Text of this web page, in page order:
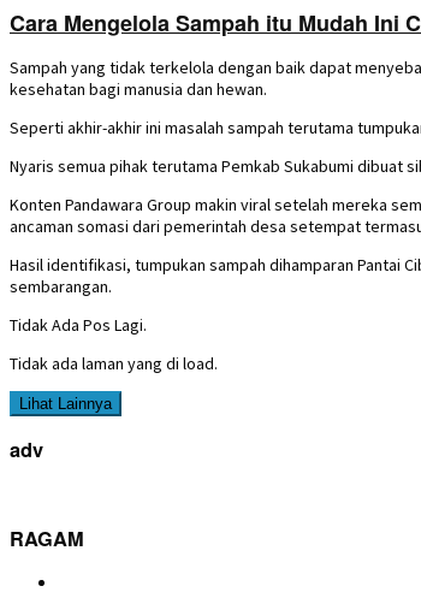
Cara Mengelola Sampah itu Mudah Ini
Sampah yang tidak terkelola dengan baik dapat
kesehatan bagi manusia dan hewan.
Seperti akhir-akhir ini masalah sampah terutama
Nyaris semua pihak terutama Pemkab Sukabumi dibuat
Konten Pandawara Group makin viral setelah mereka
ancaman somasi dari pemerintah desa setempat
Hasil identifikasi, tumpukan sampah dihamparan Pantai
sembarangan.
Tidak Ada Pos Lagi.
Tidak ada laman yang di load.
Lihat Lainnya
adv
RAGAM